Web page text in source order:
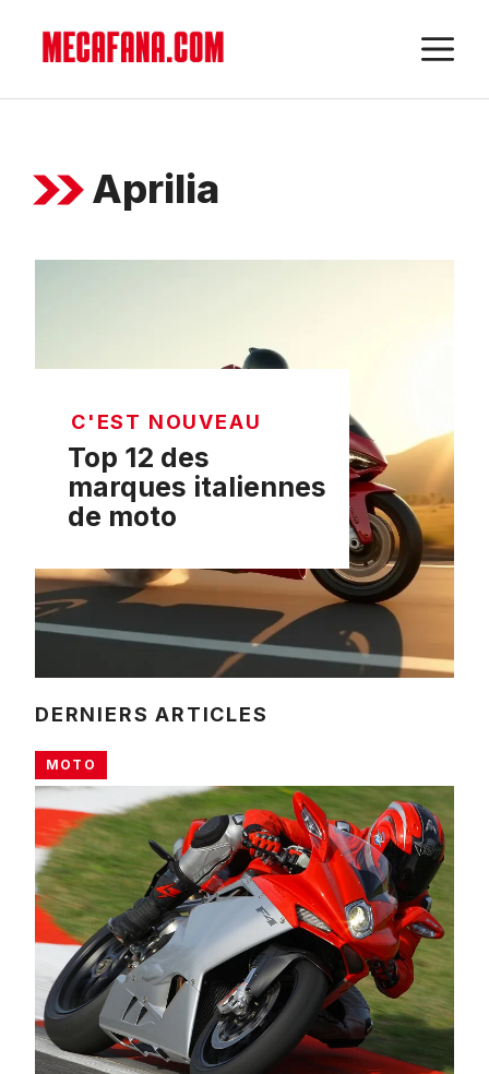
Aprilia
C'EST NOUVEAU
Top 12 des
marques italiennes
de moto
DERNIERS ARTICLES
MOTO